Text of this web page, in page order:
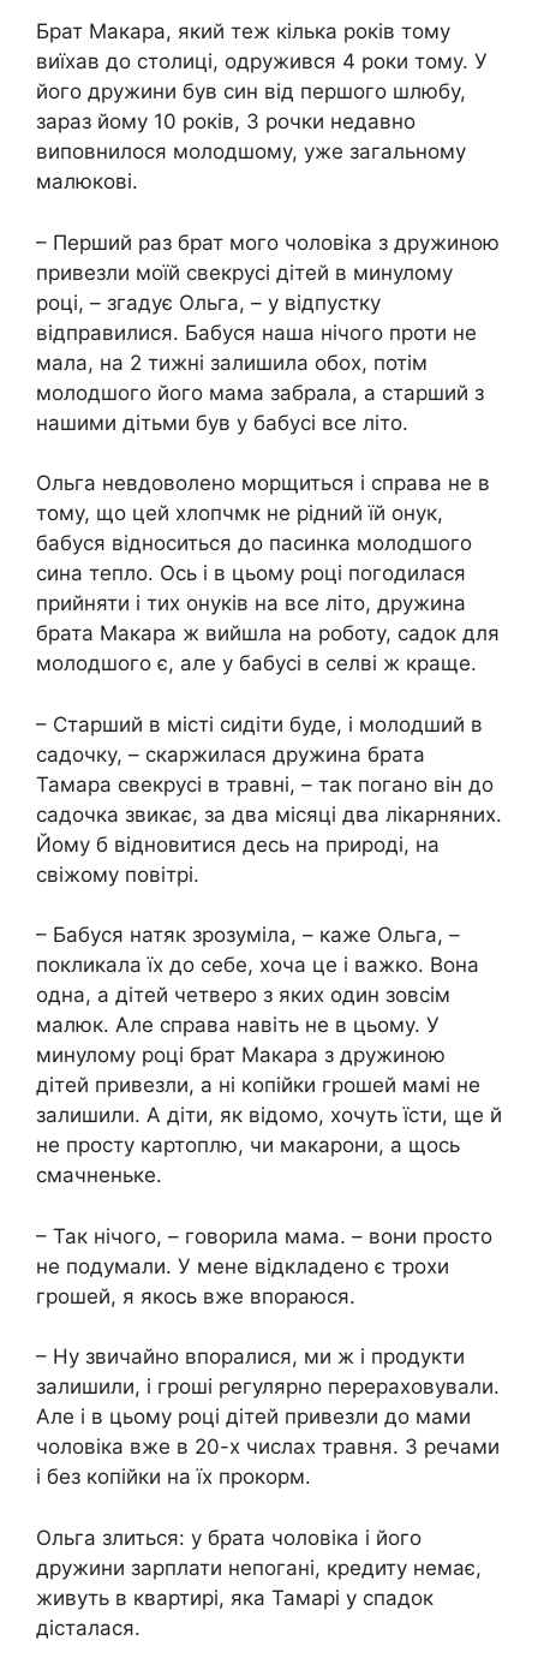
Брат Макара, який теж кілька років тому
виїхав до столиці, одружився 4 роки тому. У
його дружини був син від першого шлюбу,
зараз йому 10 років, 3 рочки недавно
виповнилося молодшому, уже загальному
малюкові.
– Перший раз брат мого чоловіка з дружиною
привезли моїй свекрусі дітей в минулому
році, – згадує Ольга, – у відпустку
відправилися. Бабуся наша нічого проти не
мала, на 2 тижні залишила обох, потім
молодшого його мама забрала, а старший з
нашими дітьми був у бабусі все літо.
Ольга невдоволено морщиться і справа не в
тому, що цей хлопчмк не рідний їй онук,
бабуся відноситься до пасинка молодшого
сина тепло. Ось і в цьому році погодилася
прийняти і тих онуків на все літо, дружина
брата Макара ж вийшла на роботу, садок для
молодшого є, але у бабусі в селві ж краще.
– Старший в місті сидіти буде, і молодший в
садочку, – скаржилася дружина брата
Тамара свекрусі в травні, – так погано він до
садочка звикає, за два місяці два лікарняних.
Йому б відновитися десь на природі, на
свіжому повітрі.
– Бабуся натяк зрозуміла, – каже Ольга, –
покликала їх до себе, хоча це і важко. Вона
одна, а дітей четверо з яких один зовсім
малюк. Але справа навіть не в цьому. У
минулому році брат Макара з дружиною
дітей привезли, а ні копійки грошей мамі не
залишили. А діти, як відомо, хочуть їсти, ще й
не просту картоплю, чи макарони, а щось
смачненьке.
– Так нічого, – говорила мама. – вони просто
не подумали. У мене відкладено є трохи
грошей, я якось вже впораюся.
– Ну звичайно впоралися, ми ж і продукти
залишили, і гроші регулярно перераховували.
Але і в цьому році дітей привезли до мами
чоловіка вже в 20-х числах травня. З речами
і без копійки на їх прокорм.
Ольга злиться: у брата чоловіка і його
дружини зарплати непогані, кредиту немає,
живуть в квартирі, яка Тамарі у спадок
дісталася.